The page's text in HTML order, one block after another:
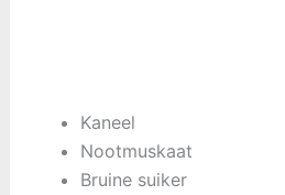
Kaneel
Nootmuskaat
Bruine suiker